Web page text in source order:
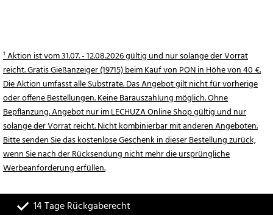
¹ Aktion ist vom 31.07. - 12.08.2026 gültig und nur solange der Vorrat
reicht. Gratis Gießanzeiger (19715) beim Kauf von PON in Höhe von 40 €.
Die Aktion umfasst alle Substrate. Das Angebot gilt nicht für vorherige
oder offene Bestellungen. Keine Barauszahlung möglich. Ohne
Bepflanzung. Angebot nur im LECHUZA Online Shop gültig und nur
solange der Vorrat reicht. Nicht kombinierbar mit anderen Angeboten.
Bitte senden Sie das kostenlose Geschenk in dieser Bestellung zurück,
wenn Sie nach der Rücksendung nicht mehr die ursprüngliche
Werbeanforderung erfüllen.
14 Tage Rückgaberecht